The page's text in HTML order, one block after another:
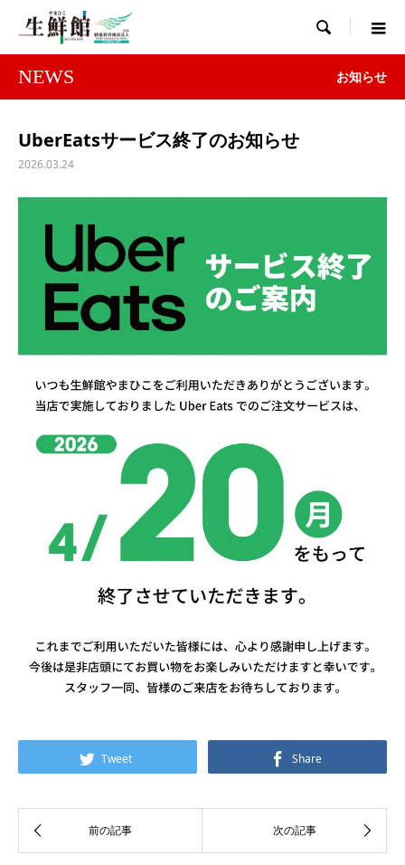

NEWS お知らせ
UberEatsサービス終了のお知らせ
2026.03.24
Tweet Share